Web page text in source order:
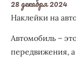
28 декабря 2024
Наклейки на
Автомобиль –
передвижения,